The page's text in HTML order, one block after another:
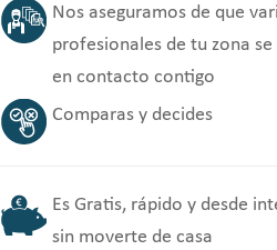
Nos aseguramos de que
profesionales de tu zona se
en contacto contigo
Comparas y decides
Es Gratis, rápido y desde
sin moverte de casa